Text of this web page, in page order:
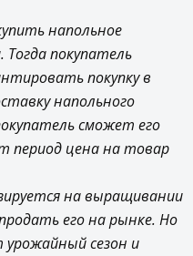
напольное
покупатель
покупку в
напольного
сможет его
период цена на товар
на выращивании
его на рынке. Но
урожайный сезон и